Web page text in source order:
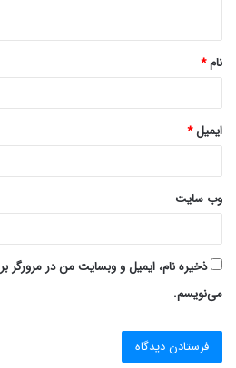
*
نام*
ایمیل*
وب‌ سایت
ذخیره نام، ایمیل و وبسایت من در مرورگر
می‌نویسم.